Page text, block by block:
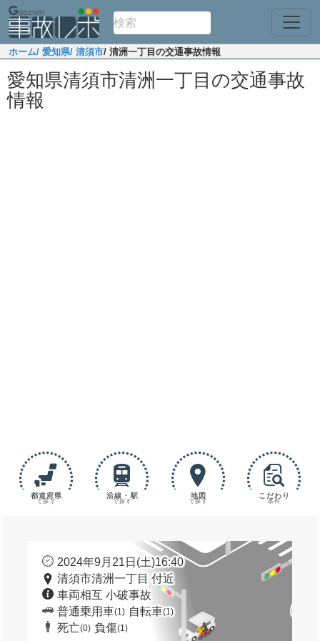
ホーム/ 愛知県/ 清須市/ 清洲一丁目の交通事故情報
愛知県清須市清洲一丁目の交通事故
情報
都道府県
で探す
沿線・駅
で探す
地図
で探す
こだわり
条件
2024年9月21日(土)16:40
清須市清洲一丁目 付近
車両相互 小破事故
普通乗用車(1) 自転車(1)
死亡(0) 負傷(1)